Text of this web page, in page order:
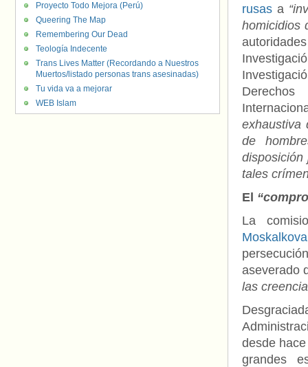
rusas a
homicidios
exhaustiva
de
disposición
tales
El
La
aseverado
las
desde
grandes
Proyecto Todo Mejora (Perú)
Queering The Map
Remembering Our Dead
Teología Indecente
Trans Lives Matter (Recordando a Nuestros
Muertos/listado personas trans asesinadas)
Tu vida va a mejorar
WEB Islam